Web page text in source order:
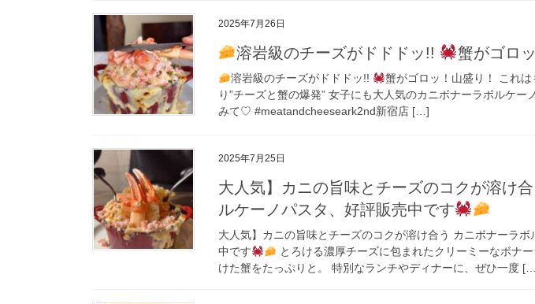
2025年7月26日
溶岩級のチーズがドドドッ!! 蟹がゴロ
溶岩級のチーズがドドドッ!!
蟹がゴロッ！山盛り！ これは
り”チーズと蟹の爆発” 女子にも大人気のカニボナーラボルケー
みて♡ #meatandcheeseark2nd新宿店 […]
2025年7月25日
大人気】カニの旨味とチーズのコクが溶け
ルケーノパスタ、好評販売中です
大人気】カニの旨味とチーズのコクが溶け合う カニボナーラボ
中です
とろける濃厚チーズに包まれたクリーミーなボナ
けた蟹をたっぷりと。 特別なランチやディナーに、ぜひ一度